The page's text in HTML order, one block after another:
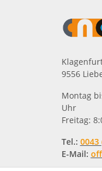
9556
Montag
Uhr
Freitag:
Tel.: 0043
E-Mail: